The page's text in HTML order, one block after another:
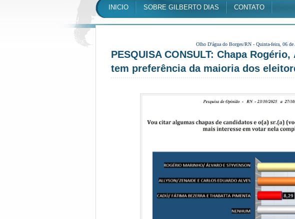
INICIO SOBRE GILBERTO DIAS CONTATO
Olho D'água do Borges/RN - Quinta-feira, 06 de
PESQUISA CONSULT: Chapa
tem preferência da maioria dos